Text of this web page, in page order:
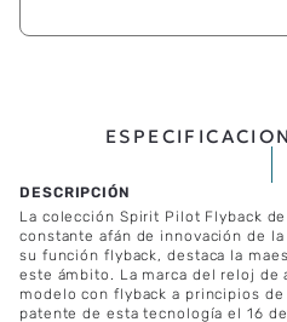
La colección Spirit Pilot Flyback de
constante afán de innovación de
su función flyback, destaca la
este ámbito. La marca del reloj de
modelo con flyback a principios
patente de esta tecnología el 16